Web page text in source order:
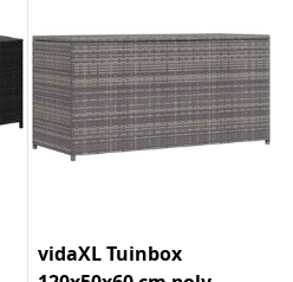
vidaXL Tuinbox